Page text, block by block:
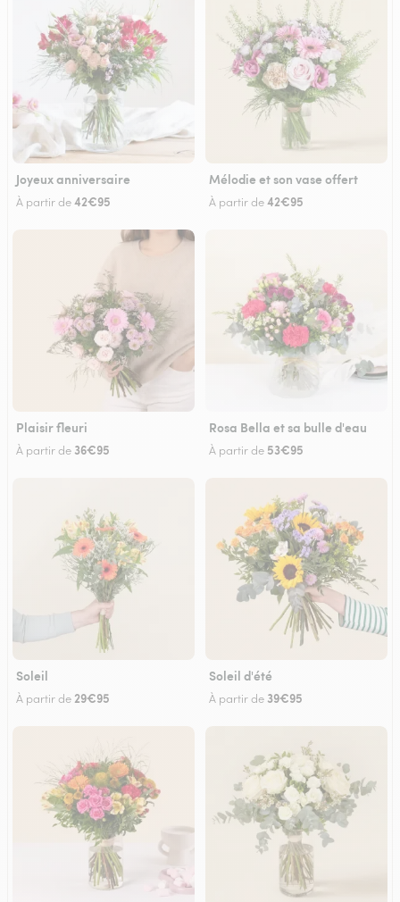
Joyeux anniversaire
À partir de42€95
Mélodie et son vase offert
À partir de42€95
Plaisir fleuri
À partir de 36€95
Rosa Bella et sa bulle d'eau
À partir de 53€95
Soleil
À partir de 29€95
Soleil d'été
À partir de 39€95